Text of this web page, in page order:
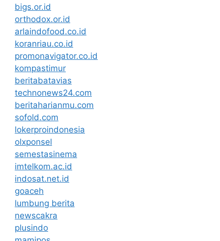
bigs.or.id
orthodox.or.id
arlaindofood.co.id
koranriau.co.id
promonavigator.co.id
kompastimur
beritabatavias
technonews24.com
beritaharianmu.com
sofold.com
lokerproindonesia
olxponsel
semestasinema
imtelkom.ac.id
indosat.net.id
goaceh
lumbung berita
newscakra
plusindo